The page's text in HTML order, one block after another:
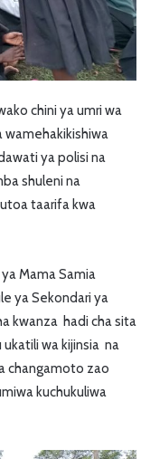
chini ya umri wa
wamehakikishiwa
ya polisi na
shuleni na
taarifa kwa
Mama Samia
ya Sekondari ya
kwanza hadi cha sita
wa kijinsia na
changamoto zao
kuchukuliwa